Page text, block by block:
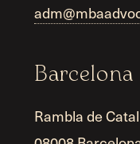
Barcelona
Rambla de